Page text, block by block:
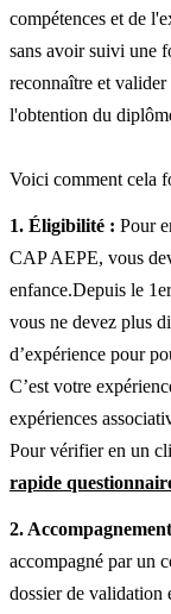
compétences et de
sans avoir suivi une
reconnaître et valider
l'obtention du
Voici comment cela
1. Éligibilité : Pour
CAP AEPE, vous
enfance.Depuis le
vous ne devez plus
d’expérience pour
C’est votre
expériences
Pour vérifier en un
rapide
2.
accompagné par un
dossier de validation